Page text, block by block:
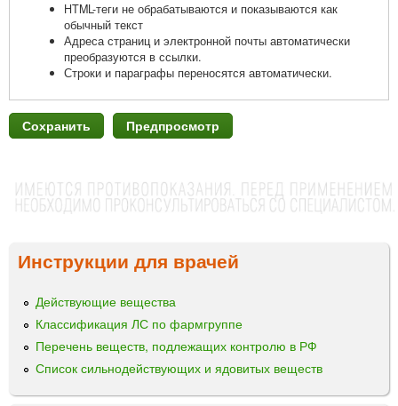
HTML-теги не обрабатываются и показываются как
обычный текст
Адреса страниц и электронной почты автоматически
преобразуются в ссылки.
Строки и параграфы переносятся автоматически.
Инструкции для врачей
Действующие вещества
Классификация ЛС по фармгруппе
Перечень веществ, подлежащих контролю в РФ
Список сильнодействующих и ядовитых веществ